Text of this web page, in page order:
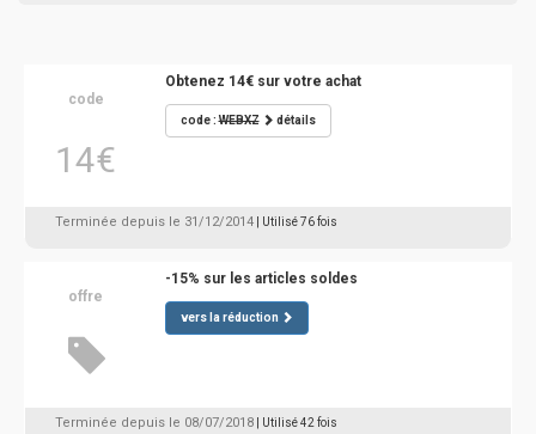
code
14€
Obtenez 14€ sur votre achat
code :WEBXZ détails
Terminée depuis le 31/12/2014 | Utilisé 76 fois
offre
-15% sur les articles soldes
vers la réduction
Terminée depuis le 08/07/2018 | Utilisé 42 fois